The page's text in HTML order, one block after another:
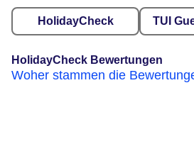
HolidayCheck TUI
HolidayCheck Bewertungen
Woher stammen die